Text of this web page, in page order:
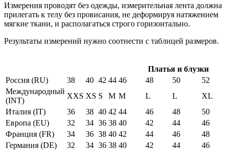
Измерения проводят без одежды, измерительная лента должна
прилегать к телу без провисания, не деформируя натяжением
мягкие ткани, и располагаться строго горизонтально.
Результаты измерений нужно соотнести с таблицей размеров.
Платья и блузки
Россия (RU)
38 40 42 44 46 48 50
52
Международный
(INT)
XXS XS S M M L L
XL
Италия (IT)
36 38 40 42 44 46 48
50
Европа (EU)
32 34 36 38 40 42 44
46
Франция (FR)
34 36 38 40 42 44 46
48
Германия (DE)
32 34 36 38 40 42 44
46